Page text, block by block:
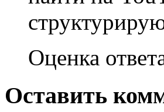
Оценка
Оставить